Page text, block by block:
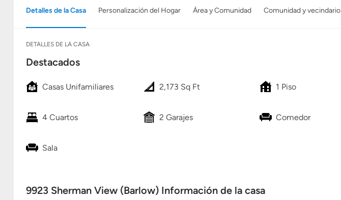
Detalles de la Casa Personalización del Hogar Área y Comunidad Comunidad y vecindario
DETALLES DE LA CASA
Destacados
Casas Unifamiliares 2,173 Sq Ft 1 Piso
4 Cuartos 2 Garajes Comedor
Sala
9923 Sherman View (Barlow) Información de la casa